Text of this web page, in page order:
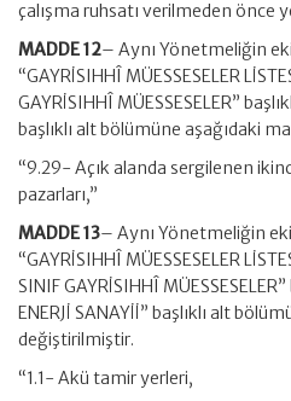
çalışma ruhsatı verilmeden önce
MADDE 12– Aynı Yönetmeliğin
“GAYRİSIHHÎ MÜESSESELER
GAYRİSIHHÎ MÜESSESELER”
başlıklı alt bölümüne aşağıdaki
“9.29- Açık alanda sergilenen
pazarları,”
MADDE 13– Aynı Yönetmeliğin
“GAYRİSIHHÎ MÜESSESELER
SINIF GAYRİSIHHÎ
ENERJİ SANAYİİ” başlıklı alt
değiştirilmiştir.
“1.1- Akü tamir yerleri,